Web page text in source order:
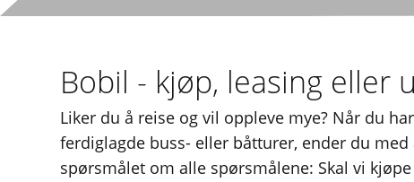
Bobil - kjøp, leasing eller
Liker du å reise og vil oppleve mye? Når du
ferdiglagde buss- eller båtturer, ender du
spørsmålet om alle spørsmålene: Skal vi